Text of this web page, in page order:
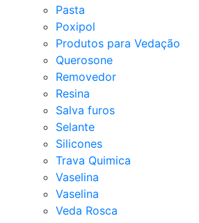
Pasta
Poxipol
Produtos para Vedação
Querosone
Removedor
Resina
Salva furos
Selante
Silicones
Trava Quimica
Vaselina
Vaselina
Veda Rosca